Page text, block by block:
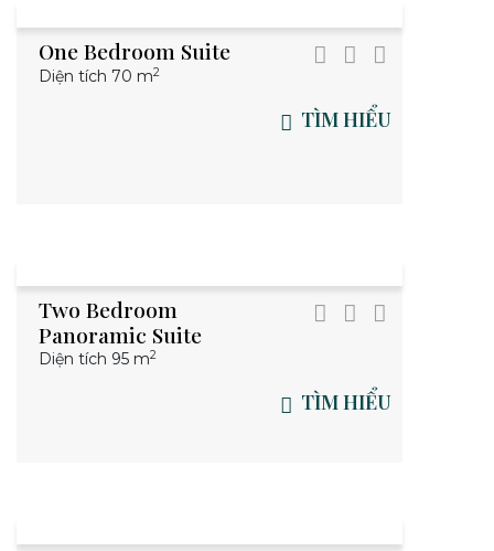
One Bedroom Suite
Diện tích 70 m2
TÌM HIỂU
Two Bedroom
Panoramic Suite
Diện tích 95 m2
TÌM HIỂU